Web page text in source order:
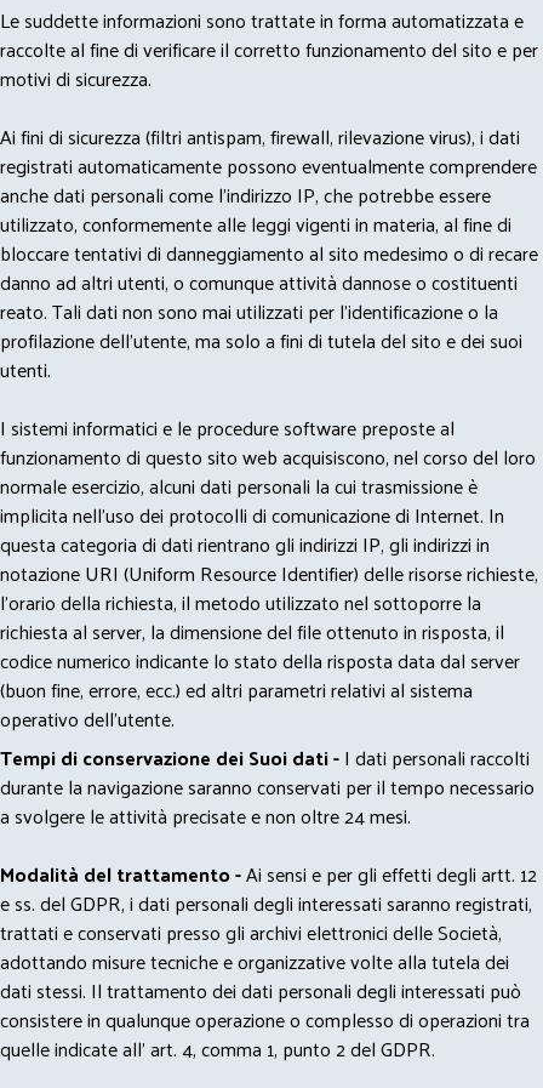
Le suddette informazioni sono trattate in forma automatizzata e
raccolte al fine di verificare il corretto funzionamento del sito e per
motivi di sicurezza.
Ai fini di sicurezza (filtri antispam, firewall, rilevazione virus), i dati
registrati automaticamente possono eventualmente comprendere
anche dati personali come l'indirizzo IP, che potrebbe essere
utilizzato, conformemente alle leggi vigenti in materia, al fine di
bloccare tentativi di danneggiamento al sito medesimo o di recare
danno ad altri utenti, o comunque attività dannose o costituenti
reato. Tali dati non sono mai utilizzati per l'identificazione o la
profilazione dell'utente, ma solo a fini di tutela del sito e dei suoi
utenti.
I sistemi informatici e le procedure software preposte al
funzionamento di questo sito web acquisiscono, nel corso del loro
normale esercizio, alcuni dati personali la cui trasmissione è
implicita nell'uso dei protocolli di comunicazione di Internet. In
questa categoria di dati rientrano gli indirizzi IP, gli indirizzi in
notazione URI (Uniform Resource Identifier) delle risorse richieste,
l'orario della richiesta, il metodo utilizzato nel sottoporre la
richiesta al server, la dimensione del file ottenuto in risposta, il
codice numerico indicante lo stato della risposta data dal server
(buon fine, errore, ecc.) ed altri parametri relativi al sistema
operativo dell'utente.
Tempi di conservazione dei Suoi dati -I dati personali raccolti
durante la navigazione saranno conservati per il tempo necessario
a svolgere le attività precisate e non oltre 24 mesi.
Modalità del trattamento -Ai sensi e per gli effetti degli artt. 12
e ss. del GDPR, i dati personali degli interessati saranno registrati,
trattati e conservati presso gli archivi elettronici delle Società,
adottando misure tecniche e organizzative volte alla tutela dei
dati stessi. Il trattamento dei dati personali degli interessati può
consistere in qualunque operazione o complesso di operazioni tra
quelle indicate all' art. 4, comma 1, punto 2 del GDPR.